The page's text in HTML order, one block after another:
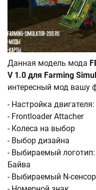
Данная модель мода
интересный мод вашу
- Настройка
- Frontloader Attacher
- Колеса на выбор
- Выбор дизайна
- Выбираемый логотип:
Байва
- Выбираемый N-сенсор